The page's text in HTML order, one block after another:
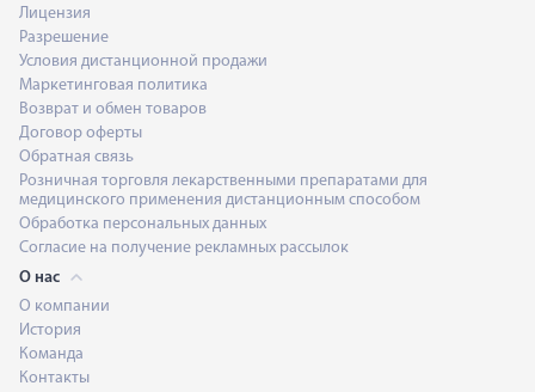
Лицензия
Разрешение
Условия дистанционной продажи
Маркетинговая политика
Возврат и обмен товаров
Договор оферты
Обратная связь
Розничная торговля лекарственными препаратами для
медицинского применения дистанционным способом
Обработка персональных данных
Согласие на получение рекламных рассылок
О нас
О компании
История
Команда
Контакты